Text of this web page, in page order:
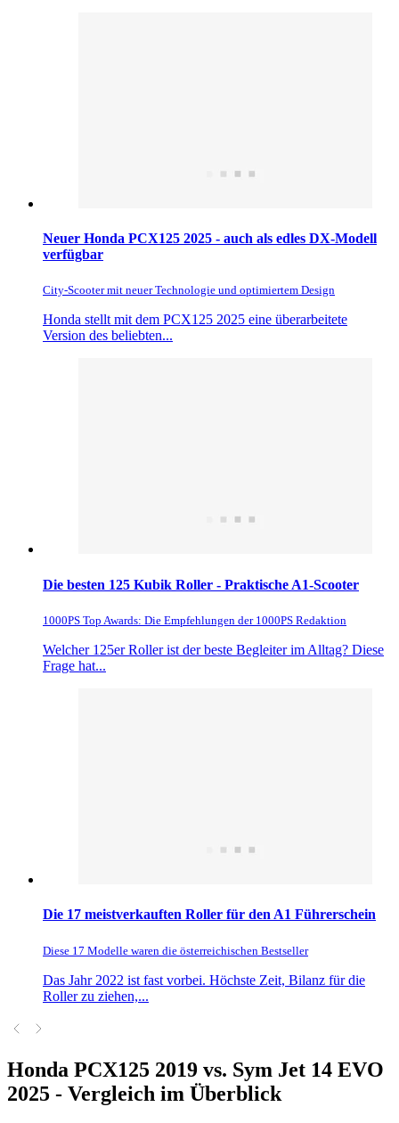
Neuer Honda PCX125 2025 - auch als edles DX-Modell
verfügbar
City-Scooter mit neuer Technologie und optimiertem Design
Honda stellt mit dem PCX125 2025 eine überarbeitete
Version des beliebten...
Die besten 125 Kubik Roller - Praktische A1-Scooter
1000PS Top Awards: Die Empfehlungen der 1000PS Redaktion
Welcher 125er Roller ist der beste Begleiter im Alltag? Diese
Frage hat...
Die 17 meistverkauften Roller für den A1 Führerschein
Diese 17 Modelle waren die österreichischen Bestseller
Das Jahr 2022 ist fast vorbei. Höchste Zeit, Bilanz für die
Roller zu ziehen,...
Honda PCX125 2019 vs. Sym Jet 14 EVO
2025 - Vergleich im Überblick